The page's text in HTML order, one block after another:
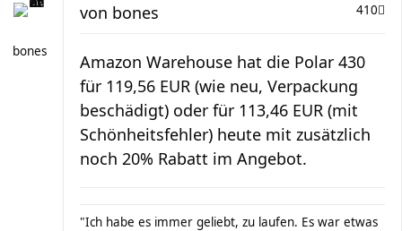
bones
410
von bones
Amazon Warehouse hat die Polar 430
für 119,56 EUR (wie neu, Verpackung
beschädigt) oder für 113,46 EUR (mit
Schönheitsfehler) heute mit zusätzlich
noch 20% Rabatt im Angebot.
"Ich habe es immer geliebt, zu laufen. Es war etwas